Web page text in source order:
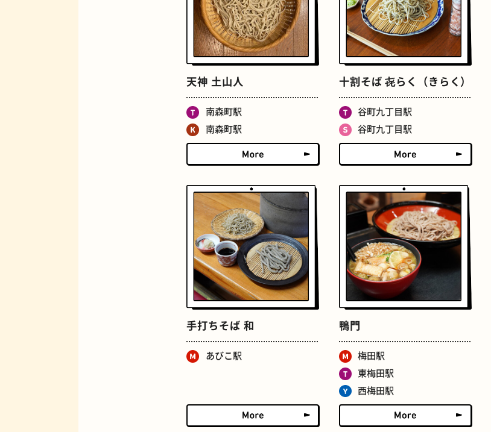
天神 土山人
南森町駅
南森町駅
十割そば 㐂らく（きらく）
谷町九丁目駅
谷町九丁目駅
手打ちそば 和
あびこ駅
鴨門
梅田駅
東梅田駅
西梅田駅